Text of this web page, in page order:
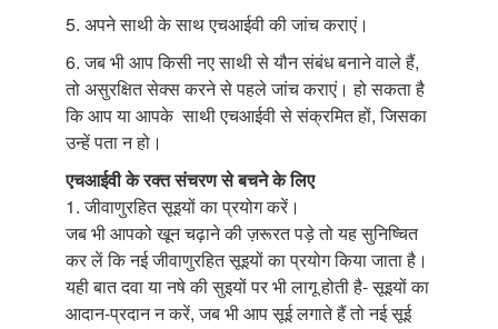
5. अपने साथी के साथ एचआईवी की जांच कराएं।
6. जब भी आप किसी नए साथी से यौन संबंध बनाने वाले हैं,
तो असुरक्षित सेक्स करने से पहले जांच कराएं। हो सकता है
कि आप या आपके साथी एचआईवी से संक्रमित हों, जिसका
उन्हें पता न हो।
एचआईवी के रक्त संचरण से बचने के लिए
1. जीवाणुरहित सूइयों का प्रयोग करें।
जब भी आपको खून चढ़ाने की ज़रूरत पड़े तो यह सुनिष्चित
कर लें कि नई जीवाणुरहित सूइयों का प्रयोग किया जाता है।
यही बात दवा या नषे की सुइयों पर भी लागू होती है- सूइयों का
आदान-प्रदान न करें, जब भी आप सूई लगाते हैं तो नई सूई